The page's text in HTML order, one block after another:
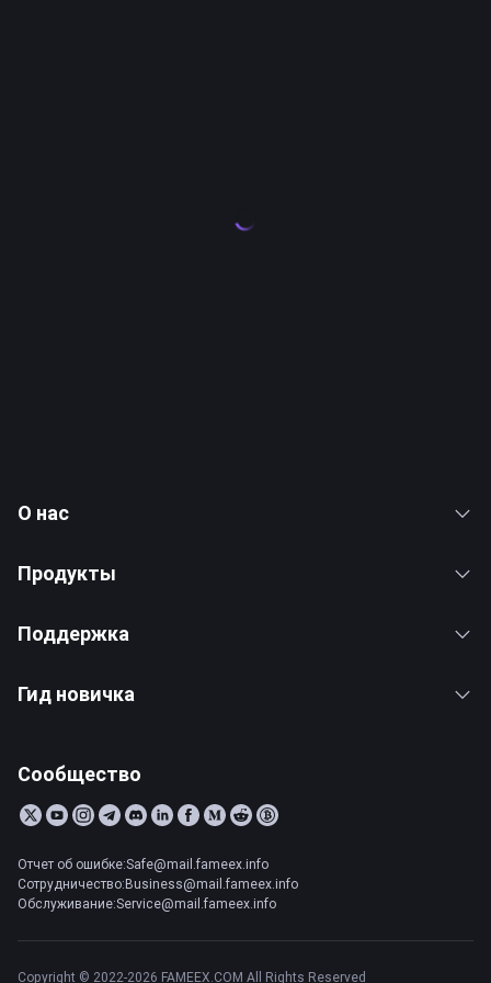
О нас
Продукты
Поддержка
Гид новичка
Сообщество
Отчет об ошибке:Safe@mail.fameex.info
Сотрудничество:Business@mail.fameex.info
Обслуживание:Service@mail.fameex.info
Copyright © 2022-2026 FAMEEX.COM All Rights Reserved